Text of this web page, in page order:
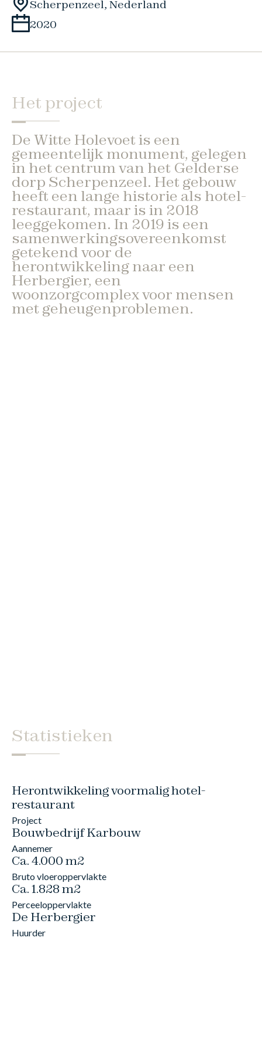
Scherpenzeel, Nederland
2020
Het project
De Witte Holevoet is een
gemeentelijk monument, gelegen
in het centrum van het Gelderse
dorp Scherpenzeel. Het gebouw
heeft een lange historie als hotel-
restaurant, maar is in 2018
leeggekomen. In 2019 is een
samenwerkingsovereenkomst
getekend voor de
herontwikkeling naar een
Herbergier, een
woonzorgcomplex voor mensen
met geheugenproblemen.
Statistieken
Herontwikkeling voormalig hotel-
restaurant
Project
Bouwbedrijf Karbouw
Aannemer
Ca. 4.000 m2
Bruto vloeroppervlakte
Ca. 1.828 m2
Perceeloppervlakte
De Herbergier
Huurder